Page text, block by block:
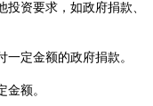
资要求，如政府捐款、
定金额的政府捐款。
额。